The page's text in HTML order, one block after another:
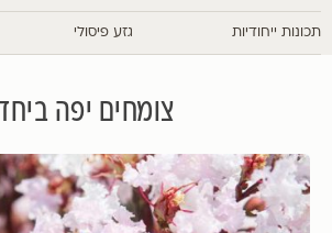
תכונות ייחודיות גזע פיסולי
צומחים יפה ביחד